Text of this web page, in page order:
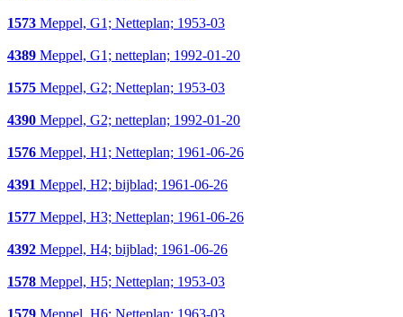
1573 Meppel, G1; Netteplan; 1953-03
4389 Meppel, G1; netteplan; 1992-01-20
1575 Meppel, G2; Netteplan; 1953-03
4390 Meppel, G2; netteplan; 1992-01-20
1576 Meppel, H1; Netteplan; 1961-06-26
4391 Meppel, H2; bijblad; 1961-06-26
1577 Meppel, H3; Netteplan; 1961-06-26
4392 Meppel, H4; bijblad; 1961-06-26
1578 Meppel, H5; Netteplan; 1953-03